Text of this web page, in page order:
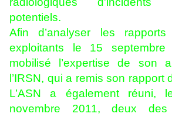
potentiels.
Afin d’analyser les
exploitants le 15 septembre
mobilisé l’expertise de son
l’IRSN, qui a remis son rapport
L’ASN a également
novembre 2011, deux